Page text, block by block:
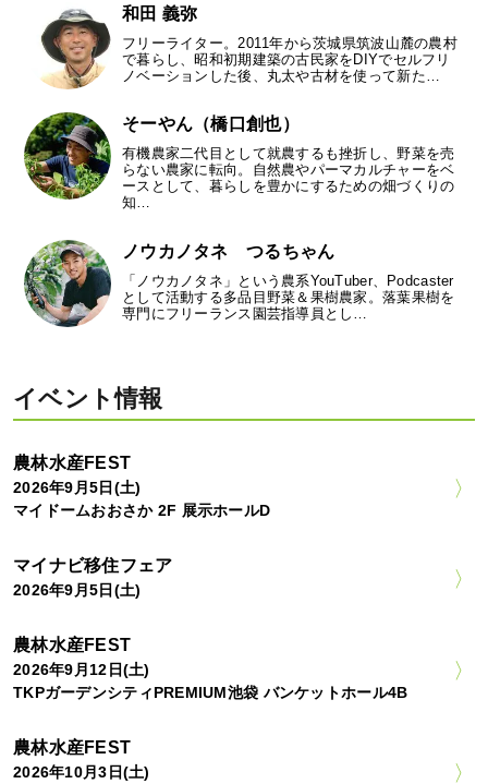
和田 義弥
フリーライター。2011年から茨城県筑波山麓の農村
で暮らし、昭和初期建築の古民家をDIYでセルフリ
ノベーションした後、丸太や古材を使って新た…
そーやん（橋口創也）
有機農家二代目として就農するも挫折し、野菜を売
らない農家に転向。自然農やパーマカルチャーをベ
ースとして、暮らしを豊かにするための畑づくりの
知…
ノウカノタネ つるちゃん
「ノウカノタネ」という農系YouTuber、Podcaster
として活動する多品目野菜＆果樹農家。落葉果樹を
専門にフリーランス園芸指導員とし…
イベント情報
農林水産FEST
2026年9月5日(土)
マイドームおおさか 2F 展示ホールD
マイナビ移住フェア
2026年9月5日(土)
農林水産FEST
2026年9月12日(土)
TKPガーデンシティPREMIUM池袋 バンケットホール4B
農林水産FEST
2026年10月3日(土)